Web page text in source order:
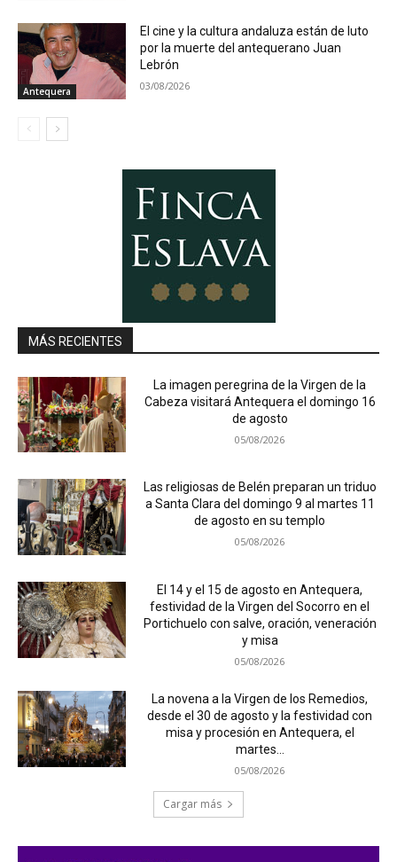
Antequera
El cine y la cultura andaluza están de luto
por la muerte del antequerano Juan
Lebrón
03/08/2026
MÁS RECIENTES
La imagen peregrina de la Virgen de la
Cabeza visitará Antequera el domingo 16
de agosto
05/08/2026
Las religiosas de Belén preparan un triduo
a Santa Clara del domingo 9 al martes 11
de agosto en su templo
05/08/2026
El 14 y el 15 de agosto en Antequera,
festividad de la Virgen del Socorro en el
Portichuelo con salve, oración, veneración
y misa
05/08/2026
La novena a la Virgen de los Remedios,
desde el 30 de agosto y la festividad con
misa y procesión en Antequera, el
martes...
05/08/2026
Cargar más